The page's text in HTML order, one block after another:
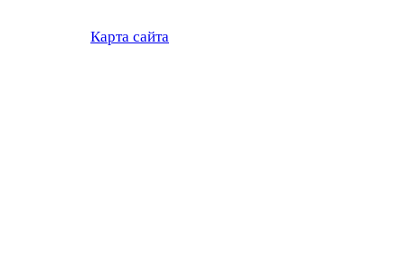
Карта сайта